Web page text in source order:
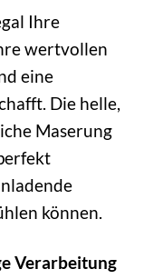
Ihre
wertvollen
eine
Die helle,
Maserung
können.
Verarbeitung